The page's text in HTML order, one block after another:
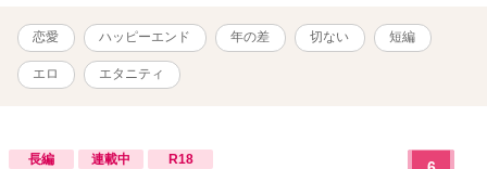
恋愛 ハッピーエンド 年の差 切ない 短編
エロ エタニティ
長編 連載中 R18